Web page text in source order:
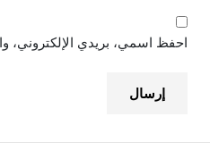
احفظ اسمي، بريدي الإلكتروني،